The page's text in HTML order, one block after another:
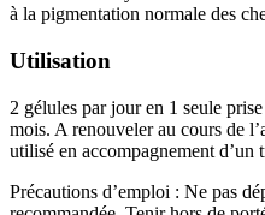
à la pigmentation normale des
Utilisation
2 gélules par jour en 1 seule
mois. A renouveler au cours de
utilisé en accompagnement d’un
Précautions d’emploi : Ne pas